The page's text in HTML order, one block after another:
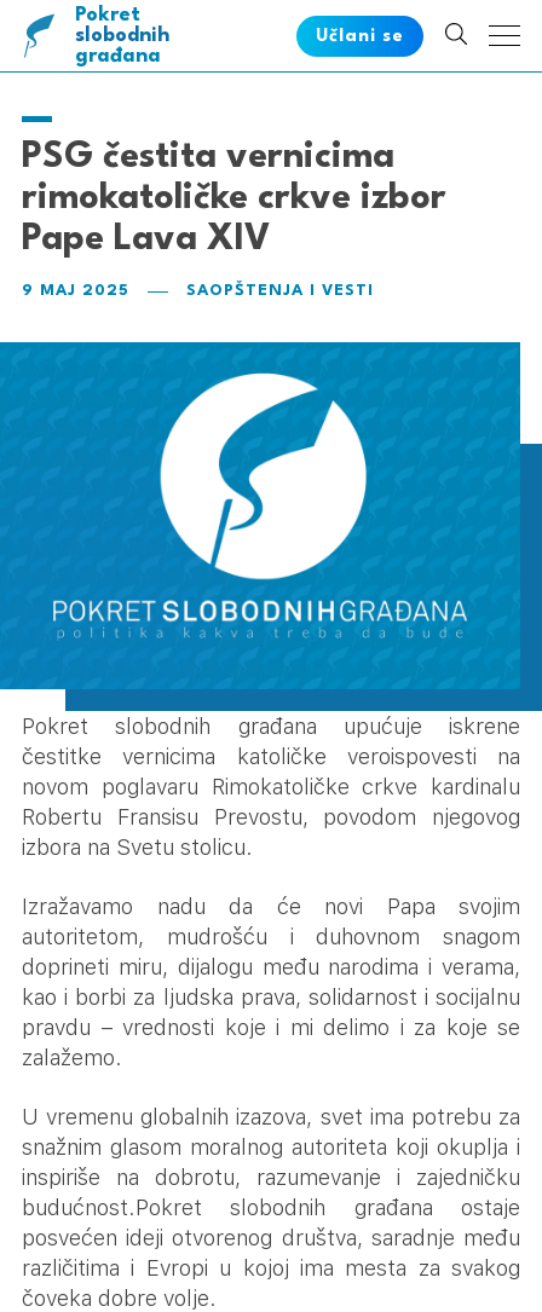
Pokret
pametnih
slobodnih
građana
Učlani se
PSG čestita vernicima
rimokatoličke crkve izbor
Pape Lava XIV
9 MAJ 2025 SAOPŠTENJA I VESTI
Pokret slobodnih građana upućuje iskrene
čestitke vernicima katoličke veroispovesti na
novom poglavaru Rimokatoličke crkve kardinalu
Robertu Fransisu Prevostu, povodom njegovog
izbora na Svetu stolicu.
Izražavamo nadu da će novi Papa svojim
autoritetom, mudrošću i duhovnom snagom
doprineti miru, dijalogu među narodima i verama,
kao i borbi za ljudska prava, solidarnost i socijalnu
pravdu – vrednosti koje i mi delimo i za koje se
zalažemo.
U vremenu globalnih izazova, svet ima potrebu za
snažnim glasom moralnog autoriteta koji okuplja i
inspiriše na dobrotu, razumevanje i zajedničku
budućnost.Pokret slobodnih građana ostaje
posvećen ideji otvorenog društva, saradnje među
različitima i Evropi u kojoj ima mesta za svakog
čoveka dobre volje.